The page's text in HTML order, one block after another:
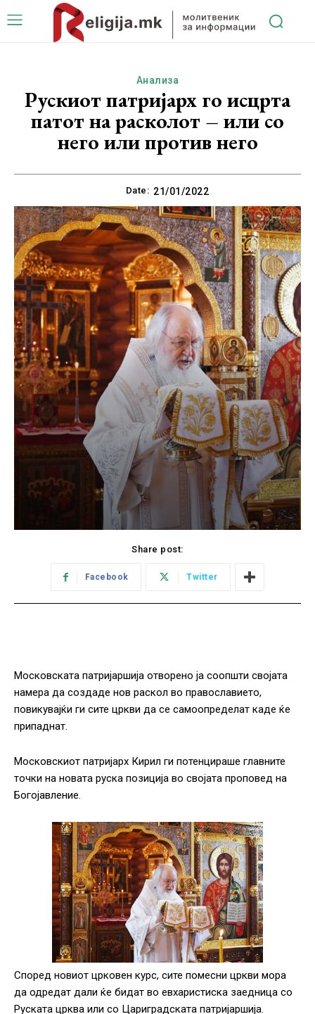
Анализа
Рускиот патријарх го исцрта
патот на расколот – или со
него или против него
Date: 21/01/2022
Share post:
Facebook Twitter
Московската патријаршија отворено ја соопшти својата
намера да создаде нов раскол во православието,
повикувајќи ги сите цркви да се самоопределат каде ќе
припаднат.
Московскиот патријарх Кирил ги потенцираше главните
точки на новата руска позиција во својата проповед на
Богојавление.
Според новиот црковен курс, сите помесни цркви мора
да одредат дали ќе бидат во евхаристиска заедница со
Руската црква или со Цариградската патријаршија.